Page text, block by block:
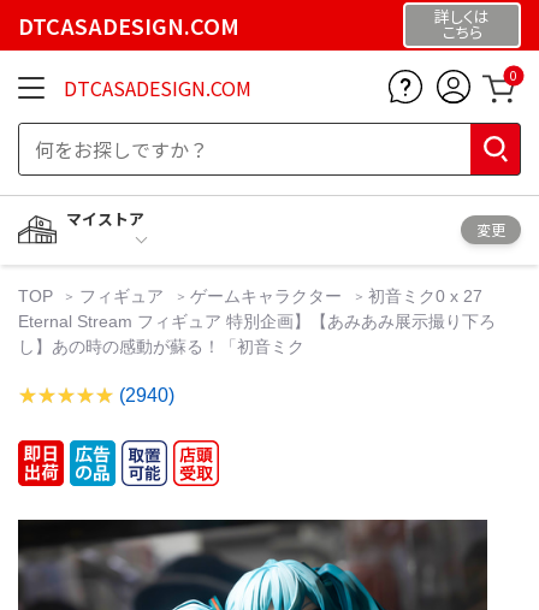
DTCASADESIGN.COM 詳しくは
こちら
DTCASADESIGN.COM 0
マイストア
変更
TOP フィギュア ゲームキャラクター
初音ミク0 x 27
Eternal Stream フィギュア 特別企画】【あみあみ展示撮り下ろ
し】あの時の感動が蘇る！「初音ミク
(2940)